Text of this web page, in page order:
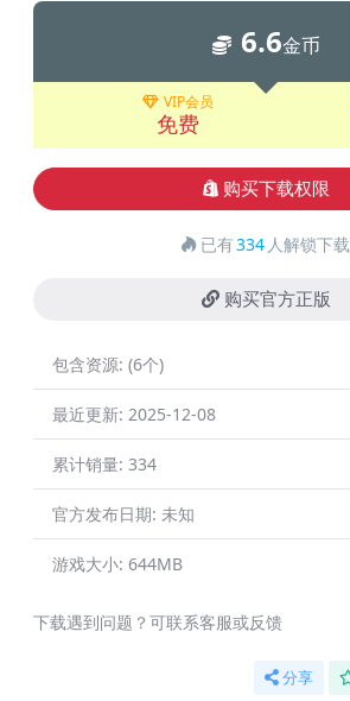
6.6金币
VIP会员
免费
购买下载权限
已有334 人解锁下载
购买官方正版
包含资源: (6个)
最近更新: 2025-12-08
累计销量: 334
官方发布日期: 未知
游戏大小: 644MB
下载遇到问题？可联系客服或反馈
分享